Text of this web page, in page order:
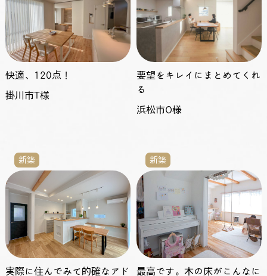
快適、120点！
掛川市T様
要望をキレイにまとめてくれ
る
浜松市O様
新築
実際に住んでみて的確なアド
新築
最高です。木の床がこんなに